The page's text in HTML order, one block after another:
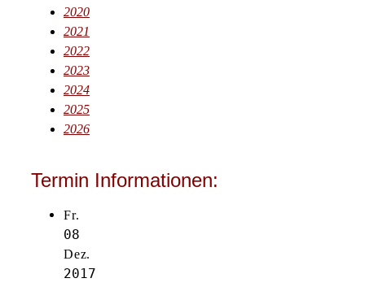
2020
2021
2022
2023
2024
2025
2026
Termin Informationen:
Fr.
08
Dez.
2017